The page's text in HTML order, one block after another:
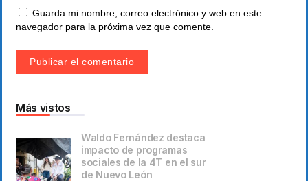
Guarda mi nombre, correo electrónico y web en este
navegador para la próxima vez que comente.
Más vistos
Waldo Fernández destaca
impacto de programas
sociales de la 4T en el sur
de Nuevo León